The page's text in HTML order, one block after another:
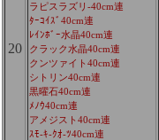
20
ラピスラズリ-40cm連
ﾀｰｺｲｽﾞ40cm連
ﾚｲﾝﾎﾞｰ水晶40cm連
クラック水晶40cm連
クンツァイト40cm連
シトリン40cm連
黒曜石40cm連
ﾒﾉｳ40cm連
アメジスト40cm連
ｽﾓ-ｷ-ｸｵ-ﾂ40cm連